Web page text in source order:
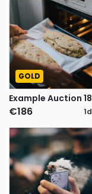
GOLD
Example Auction 18
€186 1d